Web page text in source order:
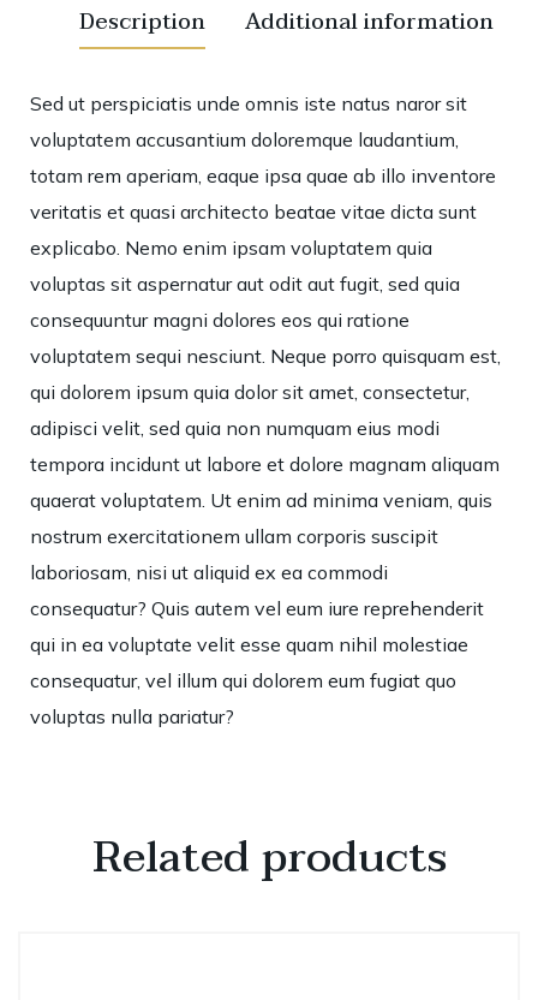
Description Additional information
Sed ut perspiciatis unde omnis iste natus naror sit
voluptatem accusantium doloremque laudantium,
totam rem aperiam, eaque ipsa quae ab illo inventore
veritatis et quasi architecto beatae vitae dicta sunt
explicabo. Nemo enim ipsam voluptatem quia
voluptas sit aspernatur aut odit aut fugit, sed quia
consequuntur magni dolores eos qui ratione
voluptatem sequi nesciunt. Neque porro quisquam est,
qui dolorem ipsum quia dolor sit amet, consectetur,
adipisci velit, sed quia non numquam eius modi
tempora incidunt ut labore et dolore magnam aliquam
quaerat voluptatem. Ut enim ad minima veniam, quis
nostrum exercitationem ullam corporis suscipit
laboriosam, nisi ut aliquid ex ea commodi
consequatur? Quis autem vel eum iure reprehenderit
qui in ea voluptate velit esse quam nihil molestiae
consequatur, vel illum qui dolorem eum fugiat quo
voluptas nulla pariatur?
Related products